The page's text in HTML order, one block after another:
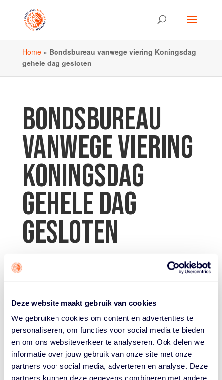
Deze website maakt gebruik van cookies
We gebruiken cookies om content en advertenties te
personaliseren, om functies voor social media te bieden
en om ons websiteverkeer te analyseren. Ook delen we
informatie over jouw gebruik van onze site met onze
partners voor social media, adverteren en analyse. Deze
partners kunnen deze gegevens combineren met andere
Home» Bondsbureau vanwege viering Koningsdag
gehele dag gesloten
BONDSBUREAU
VANWEGE VIERING
KONINGSDAG
GEHELE DAG
GESLOTEN
Het bondsbureau van de Nederlandse Basketball Bond
is woensdag 27 april vanwege de viering van
Koningsdag de gehele dag gesloten. Donderdag 28 april
zijn we weer op gebruikelijke openingstijden en
manieren bereikbaar.